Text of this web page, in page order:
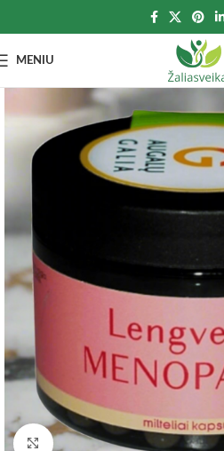
MENIU
Spustelėkite norėdami padidinti